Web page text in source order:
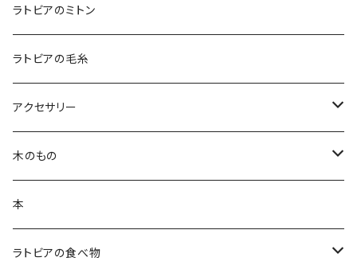
コースター
ブランケット
ランチョンマット
エプロン
鍋つかみ
バッグ
ランチバッグ
トートバッグ
クッションカバー
ハンカチ
ラトビアのミトン
ラトビアの毛糸
アクセサリー
白樺ピアス
白樺ブローチ
BALTU ROTAS
木のもの
白樺コースター
白樺ティーマット
本
ラトビアの食べ物